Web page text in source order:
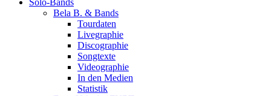
Bela B. & Bands
Tourdaten
Livegraphie
Discographie
Songtexte
Videographie
In den Medien
Statistik